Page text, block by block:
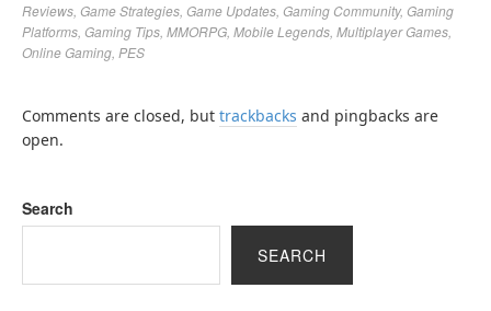
Reviews Game Strategies Game Updates Gaming Community, Gaming
Platforms Gaming Tips MMORPG Mobile Legends Multiplayer Games
Online Gaming PES
Comments are closed, but trackbacks and pingbacks are
open.
Search
SEARCH